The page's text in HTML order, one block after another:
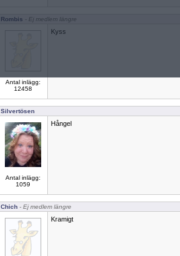
Rombis - Ej medlem längre
Antal inlägg:
12458
Kyss
Silvertösen
Antal inlägg:
1059
Hångel
Chich - Ej medlem längre
Kramigt